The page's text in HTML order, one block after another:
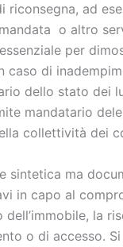
ad
o altro
per
caso di
dello stato dei
mandatario
collettività dei
sintetica ma
in capo al
dell’immobile, la
o di accesso.